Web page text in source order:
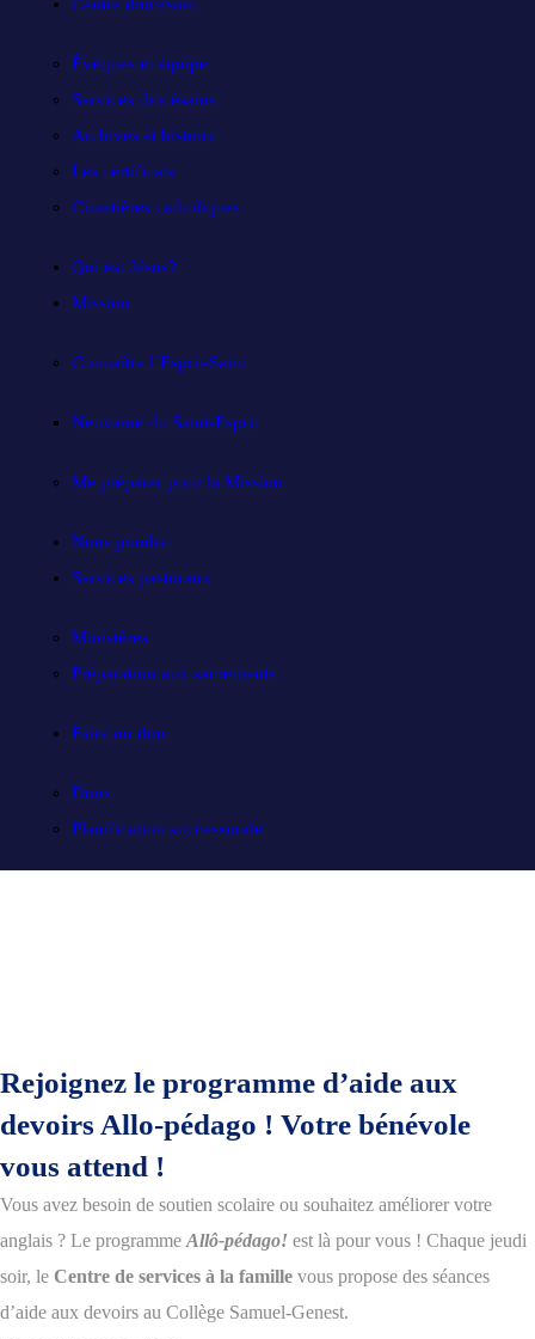
Évêques et équipe
Services diocésains
Archives et histoire
Les certificats
Cimetières catholiques
Qui est Jésus?
Mission
Connaître l’Esprit-Saint
Neuvaine du Saint-Esprit
Me préparer pour la Mission
Nous joindre
Services pastoraux
Ministères
Préparation aux sacrements
Faire un don
Dons
Planification successorale
Rejoignez le programme d’aide aux
devoirs Allo-pédago ! Votre bénévole
vous attend !
Vous avez besoin de soutien scolaire ou souhaitez améliorer votre
anglais ? Le programme Allô-pédago! est là pour vous ! Chaque jeudi
soir, le Centre de services à la famille vous propose des séances
d’aide aux devoirs au Collège Samuel-Genest.